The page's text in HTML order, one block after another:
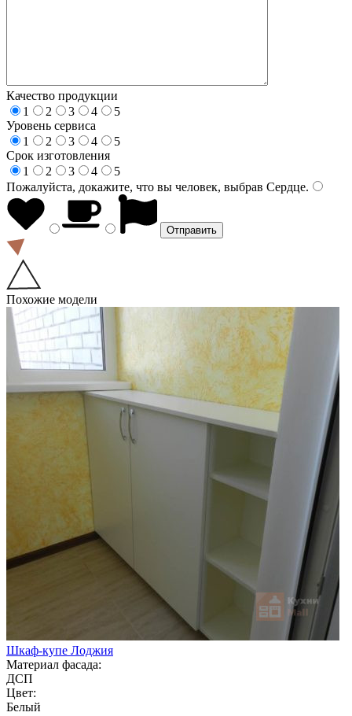
Качество продукции
1
2 3 4
5
Уровень сервиса
1
2 3 4
5
Срок изготовления
1
2 3 4
5
Пожалуйста, докажите, что вы человек, выбрав Сердце.
Похожие модели
Шкаф-купе Лоджия
Материал фасада:
ДСП
Цвет:
Белый